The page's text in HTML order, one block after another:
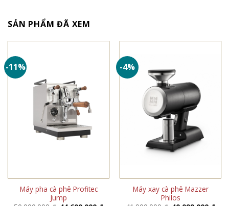
SẢN PHẨM ĐÃ XEM
-11%
Máy pha cà phê Profitec
Jump
-4%
Máy xay cà phê Mazzer
Philos